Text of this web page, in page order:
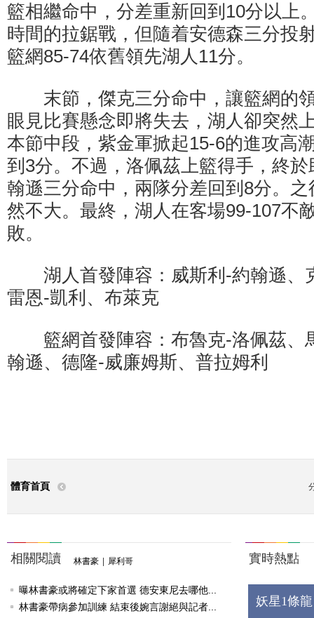
籃相繼命中，分差重新回到10分以上
時間的拉鋸戰，但隨着安德森三分投
籃網85-74依舊領先湖人11分。
末節，傑克三分命中，讓籃網的
眼見比賽懸念即將失去，湖人卻突然
本節中段，紫金軍掀起15-6的進攻高
到3分。不過，洛佩茲上籃得手，終
翰遜三分命中，兩隊分差回到8分。
然不大。最終，湖人在客場99-107不
敗。
湖人首發陣容：威斯利-約翰遜、
雷恩-凱利、布萊克
籃網首發陣容：布魯克-洛佩茲、
翰遜、德隆-威廉姆斯、普拉姆利
體育首頁
相關閱讀 林書豪 犀利哥
曝林書豪或將確定下家首選 德安東尼去哪他...
林書豪帶病參加訓練 結束後婉言謝絕與記者...
實時熱點
妖星1條